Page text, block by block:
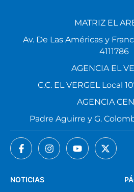
NOTICIAS
MATRIZ EL
Av. De Las Américas y
4111786
AGENCIA EL
C.C. EL VERGEL Local
AGENCIA
Padre Aguirre y G.